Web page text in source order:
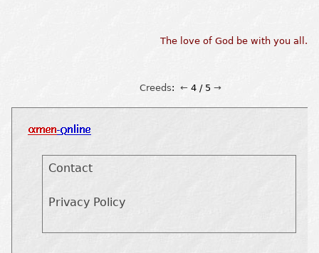
The love of God be with you all.
Creeds: ←4 / 5 →
Contact
Privacy Policy